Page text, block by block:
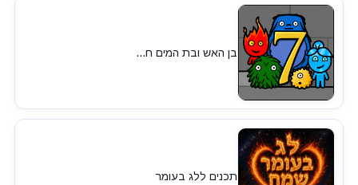
בן האש ובת המים ח...
תכנים ללג בעומר